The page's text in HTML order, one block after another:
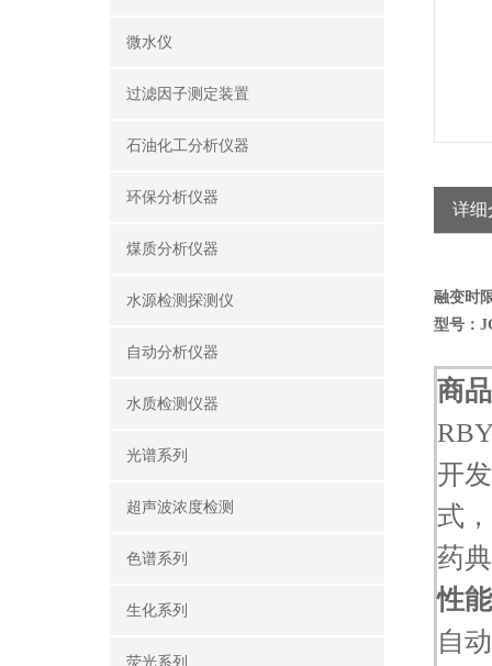
微水仪
过滤因子测定装置
石油化工分析仪器
环保分析仪器
煤质分析仪器
水源检测探测仪
自动分析仪器
水质检测仪器
光谱系列
超声波浓度检测
色谱系列
生化系列
荧光系列
详细
融变时
型号：
商
开
式
药
性
自